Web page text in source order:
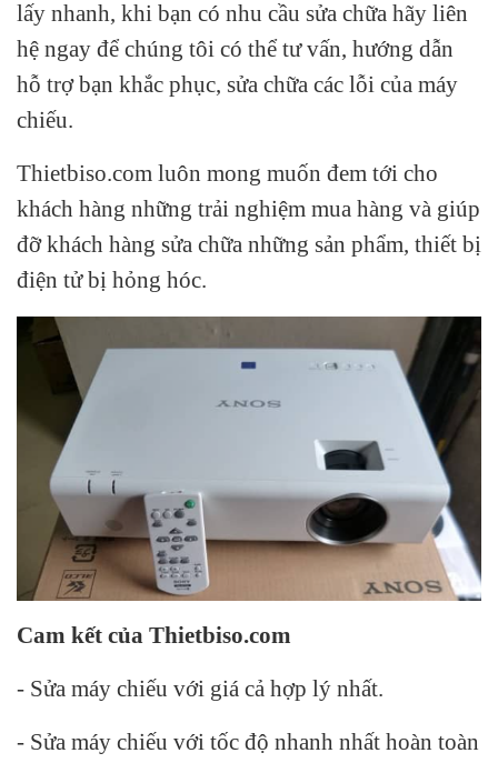
lấy nhanh, khi bạn có nhu cầu sửa chữa hãy liên
hệ ngay để chúng tôi có thể tư vấn, hướng dẫn
hỗ trợ bạn khắc phục, sửa chữa các lỗi của máy
chiếu.
Thietbiso.com luôn mong muốn đem tới cho
khách hàng những trải nghiệm mua hàng và giúp
đỡ khách hàng sửa chữa những sản phẩm, thiết bị
điện tử bị hỏng hóc.
Cam kết của Thietbiso.com
- Sửa máy chiếu với giá cả hợp lý nhất.
- Sửa máy chiếu với tốc độ nhanh nhất hoàn toàn